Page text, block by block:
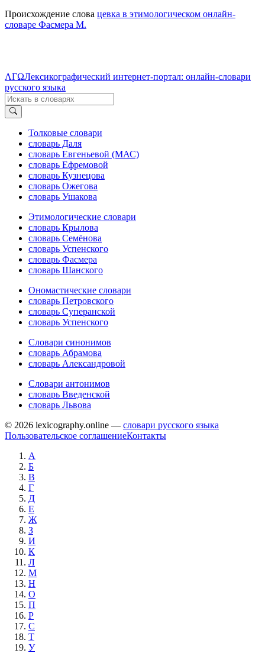
Происхождение слова цевка в этимологическом онлайн-
словаре Фасмера М.
ΛΓΩЛексикографический интернет-портал: онлайн-словари
русского языка
Толковые словари
словарь Даля
словарь Евгеньевой (МАС)
словарь Ефремовой
словарь Кузнецова
словарь Ожегова
словарь Ушакова
Этимологические словари
словарь Крылова
словарь Семёнова
словарь Успенского
словарь Фасмера
словарь Шанского
Ономастические словари
словарь Петровского
словарь Суперанской
словарь Успенского
Словари синонимов
словарь Абрамова
словарь Александровой
Словари антонимов
словарь Введенской
словарь Львова
© 2026 lexicography.online — словари русского языка
Пользовательское соглашениеКонтакты
А
Б
В
Г
Д
Е
Ж
З
И
К
Л
М
Н
О
П
Р
С
Т
У